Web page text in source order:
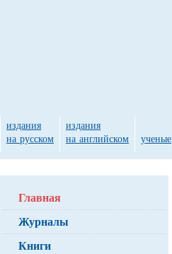
Главная
Журналы
Книги
издания
на русском
издания
на английском
ученые